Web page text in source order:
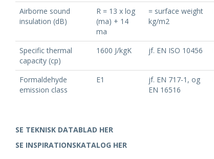
Airborne sound
insulation (dB)
R = 13 x log
(ma) + 14
ma
= surface weight
kg/m2
Specific thermal
capacity (cp)
1600 J/kgK jf. EN ISO 10456
Formaldehyde
emission class
E1
jf. EN 717-1, og
EN 16516
SE TEKNISK DATABLAD HER
SE INSPIRATIONSKATALOG HER